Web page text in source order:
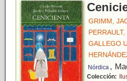
GRIMM,
GALLEGO
Nórdica ,
Colección: